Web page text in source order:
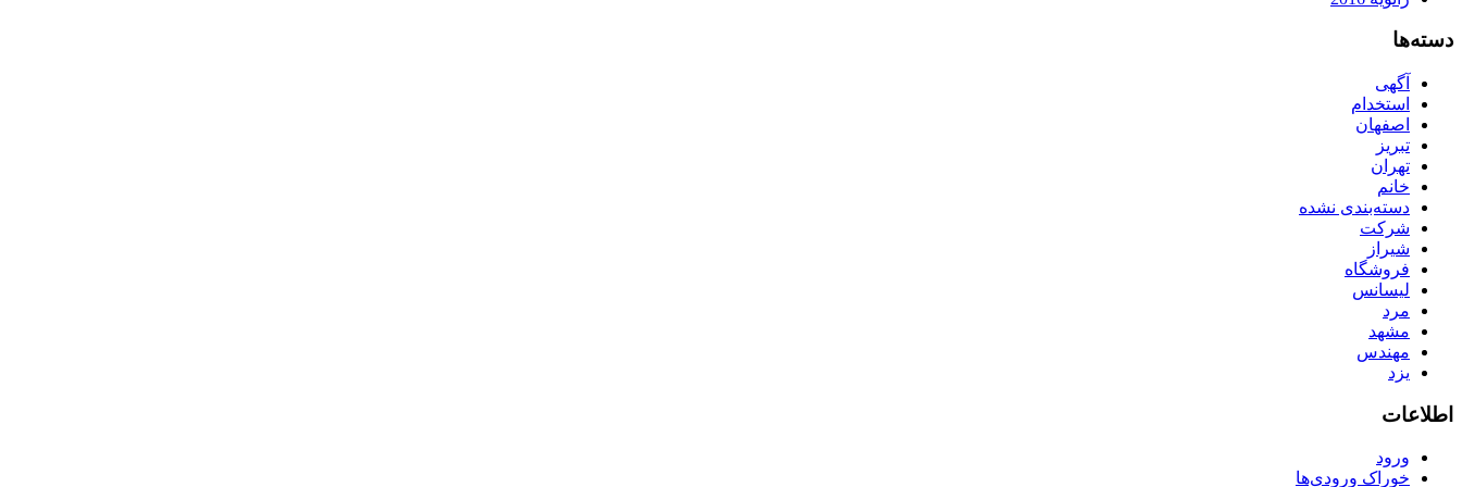
دسته‌ها
آگهی
استخدام
اصفهان
تبریز
تهران
خانم
دسته‌بندی نشده
شرکت
شیراز
فروشگاه
لیسانس
مرد
مشهد
مهندس
یزد
اطلاعات
ورود
خوراک ورودی‌ها